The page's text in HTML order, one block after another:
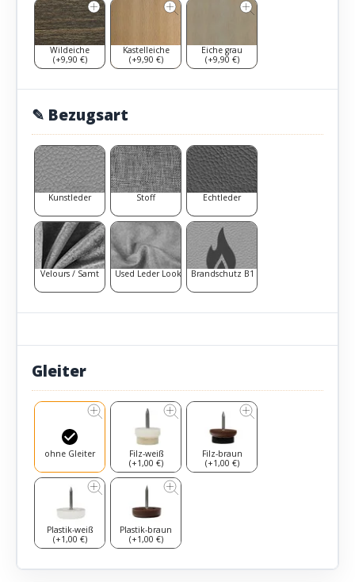
Wildeiche
(+9,90 €)
Kastelleiche
(+9,90 €)
Eiche grau
(+9,90 €)
✎ Bezugsart
Kunstleder Stoff Echtleder
Velours / Samt Used Leder Look Brandschutz B1
Gleiter
ohne Gleiter
Filz-weiß
(+1,00 €)
Filz-braun
(+1,00 €)
Plastik-weiß
(+1,00 €)
Plastik-braun
(+1,00 €)